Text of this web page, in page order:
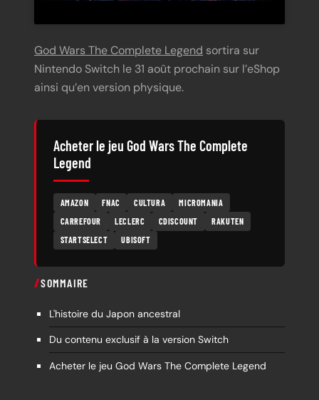
God Wars The Complete Legend sortira sur
Nintendo Switch le 31 août prochain sur l’eShop
ainsi qu’en version physique.
Acheter le jeu God Wars The Complete
Legend
AMAZON FNAC CULTURA
MICROMANIA
CARREFOUR
LECLERC CDISCOUNT
RAKUTEN
STARTSELECT
UBISOFT
SOMMAIRE
L'histoire du Japon ancestral
Du contenu exclusif à la version Switch
Acheter le jeu God Wars The Complete Legend